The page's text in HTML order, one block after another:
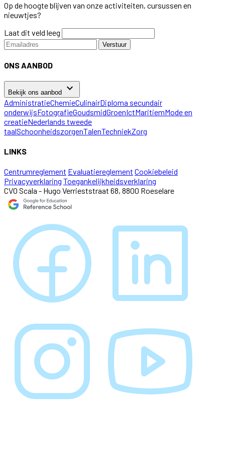
Op de hoogte blijven van onze activiteiten, cursussen en
nieuwtjes?
Laat dit veld leeg
Verstuur
ONS AANBOD
Bekijk ons aanbod keyboard_arrow_down
AdministratieChemieCulinairDiploma secundair
onderwijsFotografieGoudsmidGroenIctMaritiemMode en
creatieNederlands tweede
taalSchoonheidszorgenTalenTechniekZorg
LINKS
Centrumreglement Evaluatiereglement Cookiebeleid
Privacyverklaring Toegankelijkheidsverklaring
CVO Scala - Hugo Verrieststraat 68, 8800 Roeselare